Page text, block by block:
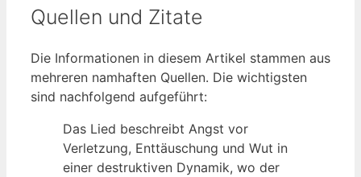
Quellen und Zitate
Die Informationen in diesem Artikel stammen aus
mehreren namhaften Quellen. Die wichtigsten
sind nachfolgend aufgeführt:
Das Lied beschreibt Angst vor
Verletzung, Enttäuschung und Wut in
einer destruktiven Dynamik, wo der